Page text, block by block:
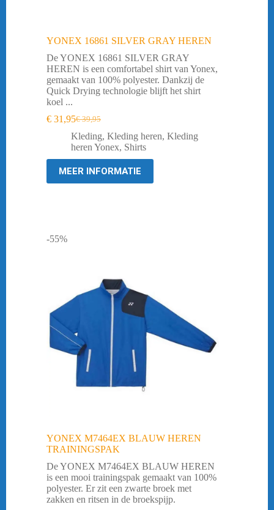
YONEX 16861 SILVER GRAY HEREN
De YONEX 16861 SILVER GRAY
HEREN is een comfortabel shirt van Yonex,
gemaakt van 100% polyester. Dankzij de
Quick Drying technologie blijft het shirt
koel ...
€39,95
Oorspronkelijke
prijs
was:
€ 39,95.
€ 31,95Huidige
prijs
is:
€ 31,95.
Kleding, Kleding heren, Kleding
heren Yonex, Shirts
MEER INFORMATIE
-55%
YONEX M7464EX BLAUW HEREN
TRAININGSPAK
De YONEX M7464EX BLAUW HEREN
is een mooi trainingspak gemaakt van 100%
polyester. Er zit een zwarte broek met
zakken en ritsen in de broekspijp.